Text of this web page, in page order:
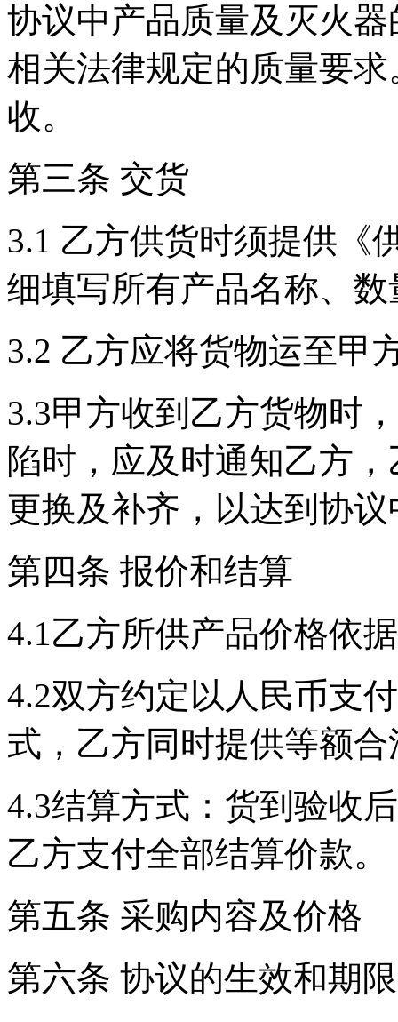
协议中产品质量及灭火
相关法律规定的质量要
收。
第三条 交货
3.1 乙方供货时须提供《
细填写所有产品名称、
3.2 乙方应将货物运至甲
3.3甲方收到乙方货物时
陷时，应及时通知乙方
更换及补齐，以达到协
第四条 报价和结算
4.1乙方所供产品价格依
4.2双方约定以人民币支
式，乙方同时提供等额
4.3结算方式：货到验收
乙方支付全部结算价款。
第五条 采购内容及价格
第六条 协议的生效和期限